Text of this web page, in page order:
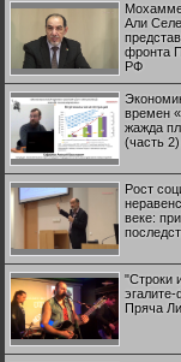
Али
фронта
РФ
времен
жажда
(часть 2)
Рост
веке:
"Строки
Пряча